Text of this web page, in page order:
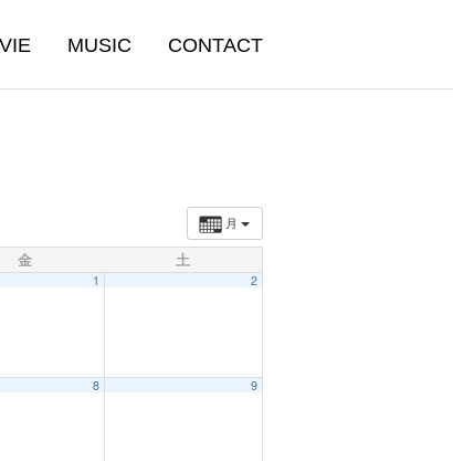
MUSIC CONTACT
月
金 土
1 2
8 9